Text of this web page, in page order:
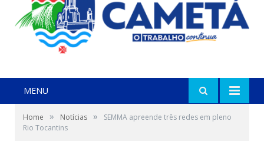
MENU
Home » Notícias »
SEMMA apreende três redes em pleno
Rio Tocantins